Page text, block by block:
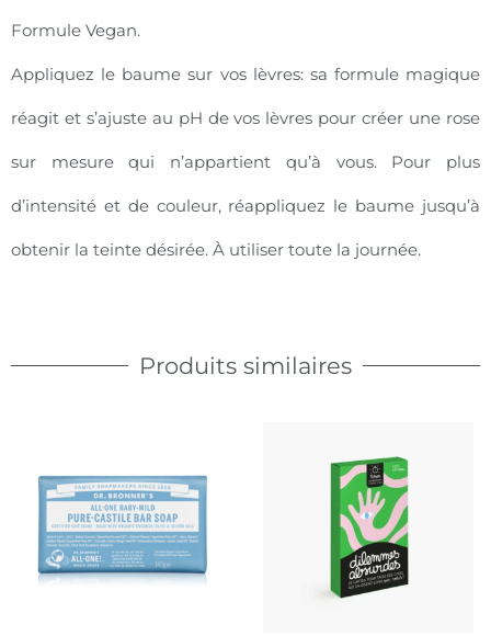
Formule Vegan.
Appliquez le baume sur vos lèvres: sa formule magique
réagit et s’ajuste au pH de vos lèvres pour créer une rose
sur mesure qui n’appartient qu’à vous. Pour plus
d’intensité et de couleur, réappliquez le baume jusqu’à
obtenir la teinte désirée. À utiliser toute la journée.
Produits similaires